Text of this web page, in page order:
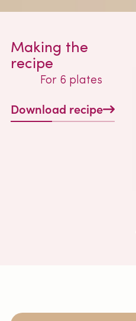
Making the
recipe
For 6 plates
Download recipe